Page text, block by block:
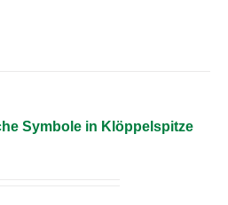
Symbole in Klöppelspitze